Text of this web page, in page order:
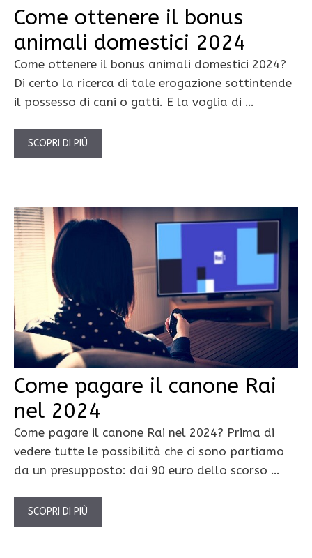
Come ottenere il bonus
animali domestici 2024
Come ottenere il bonus animali domestici 2024?
Di certo la ricerca di tale erogazione sottintende
il possesso di cani o gatti. E la voglia di …
SCOPRI DI PIÙ
Come pagare il canone Rai
nel 2024
Come pagare il canone Rai nel 2024? Prima di
vedere tutte le possibilità che ci sono partiamo
da un presupposto: dai 90 euro dello scorso …
SCOPRI DI PIÙ